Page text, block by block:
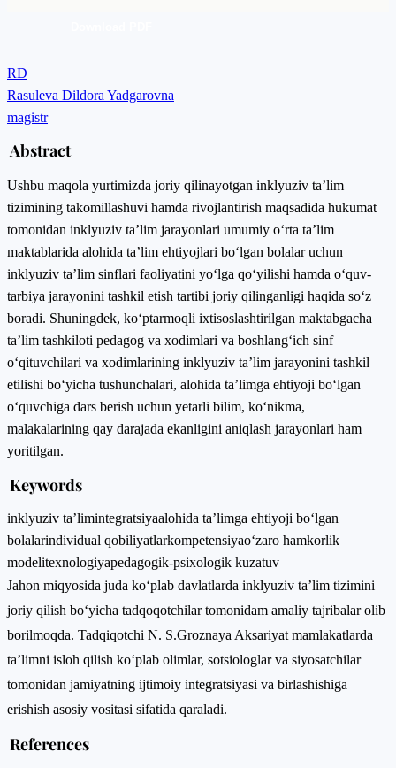
RD
Rasuleva Dildora Yadgarovna
magistr
Abstract
Ushbu maqola yurtimizda joriy qilinayotgan inklyuziv ta’lim
tizimining takomillashuvi hamda rivojlantirish maqsadida hukumat
tomonidan inklyuziv ta’lim jarayonlari umumiy oʻrta ta’lim
maktablarida alohida ta’lim ehtiyojlari boʻlgan bolalar uchun
inklyuziv ta’lim sinflari faoliyatini yoʻlga qoʻyilishi hamda oʻquv-
tarbiya jarayonini tashkil etish tartibi joriy qilinganligi haqida soʻz
boradi. Shuningdek, koʻptarmoqli ixtisoslashtirilgan maktabgacha
ta’lim tashkiloti pedagog va xodimlari va boshlangʻich sinf
oʻqituvchilari va xodimlarining inklyuziv ta’lim jarayonini tashkil
etilishi boʻyicha tushunchalari, alohida ta’limga ehtiyoji boʻlgan
oʻquvchiga dars berish uchun yetarli bilim, koʻnikma,
malakalarining qay darajada ekanligini aniqlash jarayonlari ham
yoritilgan.
Keywords
inklyuziv ta’limintegratsiyaalohida ta’limga ehtiyoji boʻlgan
bolalarindividual qobiliyatlarkompetensiyaoʻzaro hamkorlik
modelitexnologiyapedagogik-psixologik kuzatuv
Jahon miqyosida juda koʻplab davlatlarda inklyuziv ta’lim tizimini
joriy qilish boʻyicha tadqoqotchilar tomonidam amaliy tajribalar olib
borilmoqda. Tadqiqotchi N. S.Groznaya Aksariyat mamlakatlarda
ta’limni isloh qilish koʻplab olimlar, sotsiologlar va siyosatchilar
tomonidan jamiyatning ijtimoiy integratsiyasi va birlashishiga
erishish asosiy vositasi sifatida qaraladi.
References